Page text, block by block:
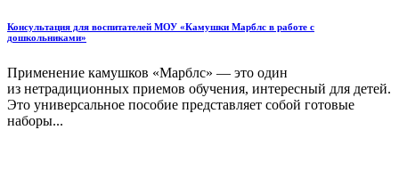
Консультация для воспитателей МОУ «Камушки Марблс в работе с
дошкольниками»
Применение камушков «Марблс» — это один
из нетрадиционных приемов обучения, интересный для детей.
Это универсальное пособие представляет собой готовые
наборы...